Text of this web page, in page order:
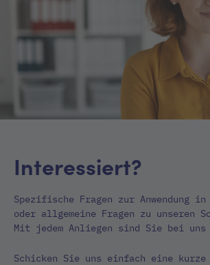
Interessiert?
Spezifische Fragen zur Anwendung in
oder allgemeine Fragen zu unseren
Mit jedem Anliegen sind Sie bei
Schicken Sie uns einfach eine kurze